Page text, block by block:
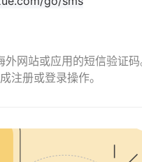
网站或应用的短信验证
注册或登录操作。